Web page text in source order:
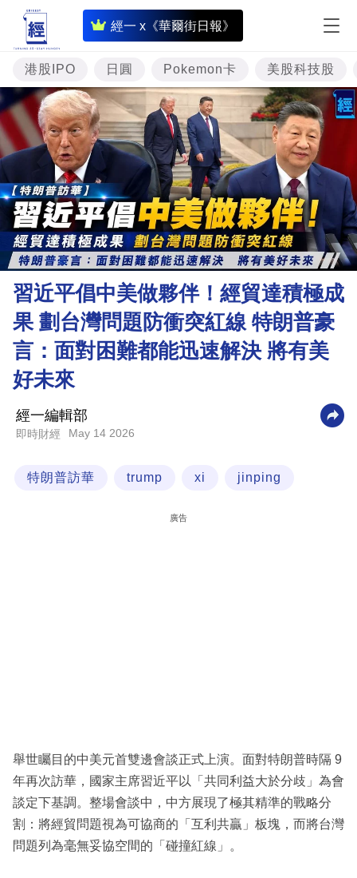
經一 x《華爾街日報》
即
時
財
經
專
題
投
資
樓
市
理
財
商
業
職
港股IPO 日圓 Pokemon卡 美股科技股
習近平倡中美做夥伴！經貿達積極成
果 劃台灣問題防衝突紅線 特朗普豪
言：面對困難都能迅速解決 將有美
好未來
經一編輯部
即時財經 May 14 2026
特朗普訪華 trump xi jinping
廣告
舉世矚目的中美元首雙邊會談正式上演。面對特朗普時隔 9
年再次訪華，國家主席習近平以「共同利益大於分歧」為會
談定下基調。整場會談中，中方展現了極其精準的戰略分
割：將經貿問題視為可協商的「互利共贏」板塊，而將台灣
問題列為毫無妥協空間的「碰撞紅線」。